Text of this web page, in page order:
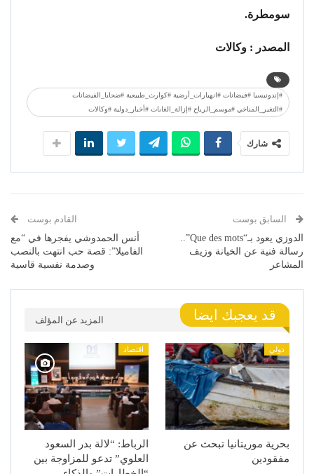
سومطرة.
المصدر : وكالات
#إندونيسيا #فيضانات #انهيارات_أرضية #كوارث_طبيعية #ضحايا_الفيضانات
#التغير_المناخي #موسم_الرياح #إزالة_الغابات #أخبار_دولية #وكالات
شارك
السابق بوست
الدوزي يعود بـ“Que des mots”..
رسالة فنية عن الخيانة وزيف
المشاعر
القادم بوست
أنس الحمدوشي يفجرها في “مع
الفاميلا”: قصة حب انتهت بالنصب
وصدمة نفسية قاسية
قد يعجبك ايضا المزيد عن المؤلف
دولي
بحرية موريتانيا تبحث عن
مفقودين
اقتصاد
الرباط: “لالة بدر السعود
العلوي” تدعو للمزاوجة بين